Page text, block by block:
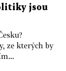
jsou
ze kterých by